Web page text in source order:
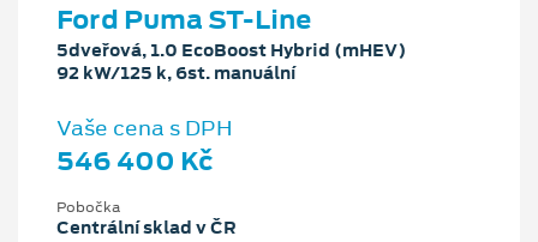
Ford Puma ST-Line
5dveřová, 1.0 EcoBoost Hybrid (mHEV)
92 kW/125 k, 6st. manuální
Vaše cena s DPH
546 400 Kč
Pobočka
Centrální sklad v ČR